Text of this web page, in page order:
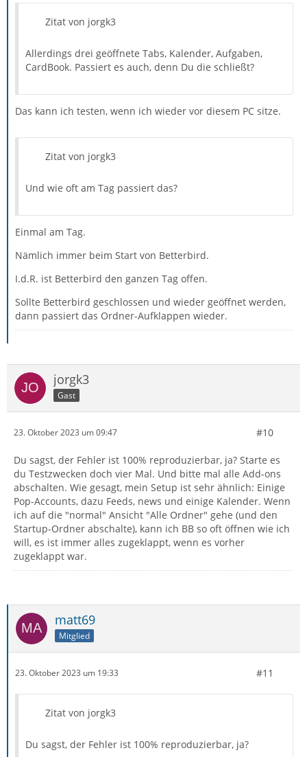
Zitat von jorgk3
Allerdings drei geöffnete Tabs, Kalender, Aufgaben,
CardBook. Passiert es auch, denn Du die schließt?
Das kann ich testen, wenn ich wieder vor diesem PC sitze.
Zitat von jorgk3
Und wie oft am Tag passiert das?
Einmal am Tag.
Nämlich immer beim Start von Betterbird.
I.d.R. ist Betterbird den ganzen Tag offen.
Sollte Betterbird geschlossen und wieder geöffnet werden,
dann passiert das Ordner-Aufklappen wieder.
jorgk3
Gast
23. Oktober 2023 um 09:47 #10
Du sagst, der Fehler ist 100% reproduzierbar, ja? Starte es
du Testzwecken doch vier Mal. Und bitte mal alle Add-ons
abschalten. Wie gesagt, mein Setup ist sehr ähnlich: Einige
Pop-Accounts, dazu Feeds, news und einige Kalender. Wenn
ich auf die "normal" Ansicht "Alle Ordner" gehe (und den
Startup-Ordner abschalte), kann ich BB so oft öffnen wie ich
will, es ist immer alles zugeklappt, wenn es vorher
zugeklappt war.
matt69
Mitglied
23. Oktober 2023 um 19:33 #11
Zitat von jorgk3
Du sagst, der Fehler ist 100% reproduzierbar, ja?